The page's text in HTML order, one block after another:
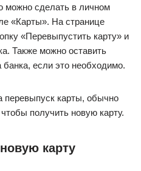
можно сделать в личном
«Карты». На странице
«Перевыпустить карту» и
Также можно оставить
если это необходимо.
перевыпуск карты, обычно
получить новую карту.
карту